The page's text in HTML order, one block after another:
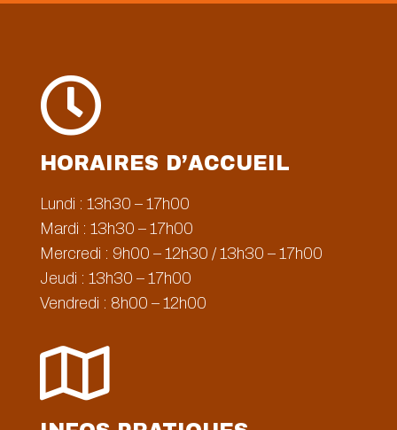

HORAIRES D’ACCUEIL
Lundi : 13h30 – 17h00
Mardi : 13h30 – 17h00
Mercredi : 9h00 – 12h30 / 13h30 – 17h00
Jeudi : 13h30 – 17h00
Vendredi : 8h00 – 12h00
